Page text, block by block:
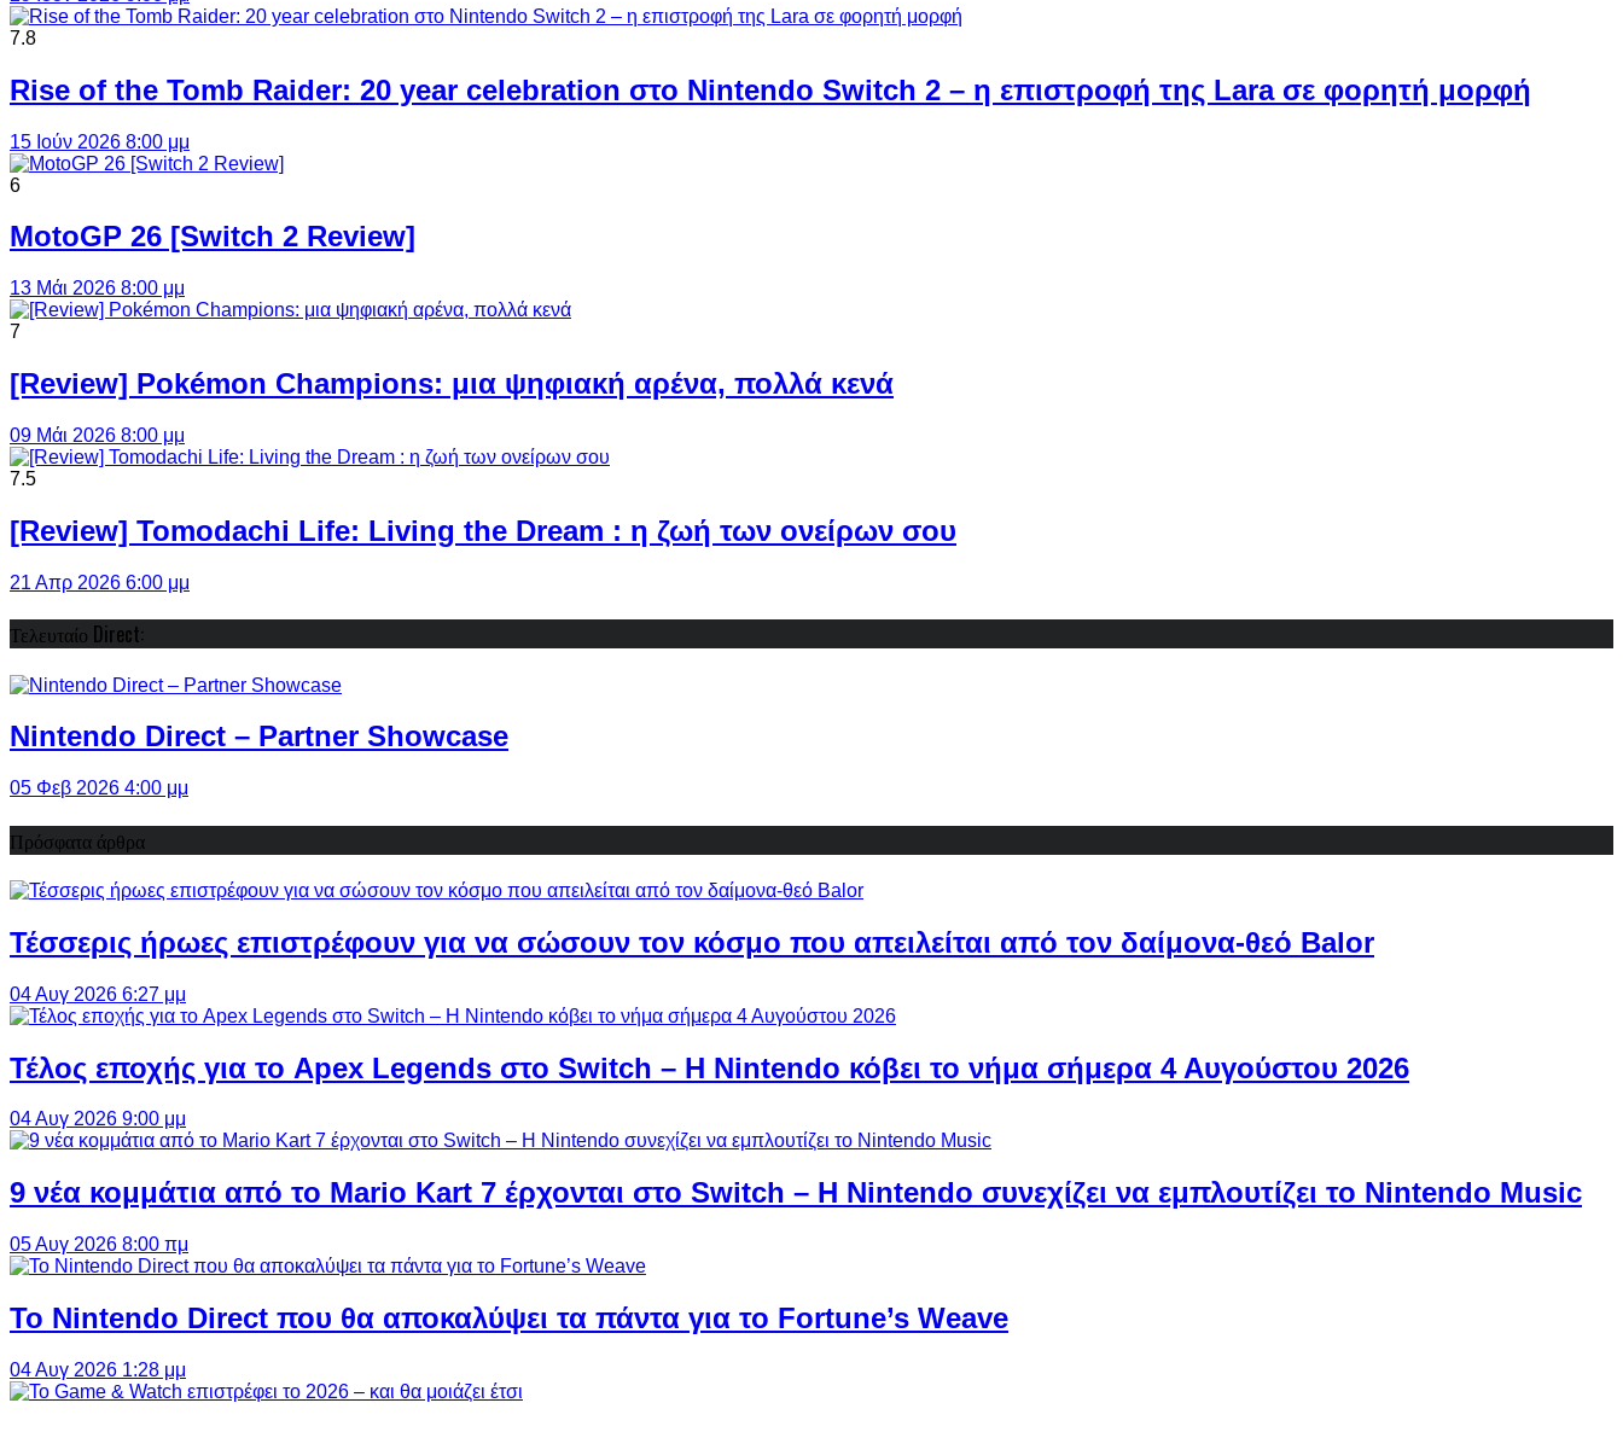
7.8
Rise of the Tomb Raider: 20 year celebration στο Nintendo Switch 2 – η επιστροφή της Lara σε φορητή μορφή
15 Ιούν 2026 8:00 μμ
6
MotoGP 26 [Switch 2 Review]
13 Μάι 2026 8:00 μμ
7
[Review] Pokémon Champions: μια ψηφιακή αρένα, πολλά κενά
09 Μάι 2026 8:00 μμ
7.5
[Review] Tomodachi Life: Living the Dream : η ζωή των ονείρων σου
21 Απρ 2026 6:00 μμ
Τελευταίο Direct:
Nintendo Direct – Partner Showcase
05 Φεβ 2026 4:00 μμ
Πρόσφατα άρθρα
Τέσσερις ήρωες επιστρέφουν για να σώσουν τον κόσμο που απειλείται από τον δαίμονα-θεό Balor
04 Αυγ 2026 6:27 μμ
Τέλος εποχής για το Apex Legends στο Switch – Η Nintendo κόβει το νήμα σήμερα 4 Αυγούστου 2026
04 Αυγ 2026 9:00 μμ
9 νέα κομμάτια από το Mario Kart 7 έρχονται στο Switch – Η Nintendo συνεχίζει να εμπλουτίζει το Nintendo Music
05 Αυγ 2026 8:00 πμ
Το Nintendo Direct που θα αποκαλύψει τα πάντα για το Fortune’s Weave
04 Αυγ 2026 1:28 μμ